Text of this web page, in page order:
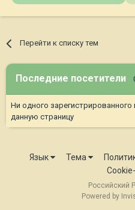
Перейти к списку тем
Последние посетители
Ни одного
данную страницу
Язык Тема
Российский
Powered by